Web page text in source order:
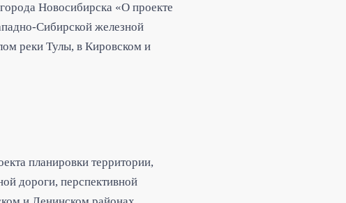
Новосибирска «О проекте
Сибирской железной
реки Тулы, в Кировском и
планировки территории,
дороги, перспективной